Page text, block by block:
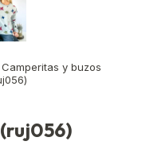
Camperitas y buzos